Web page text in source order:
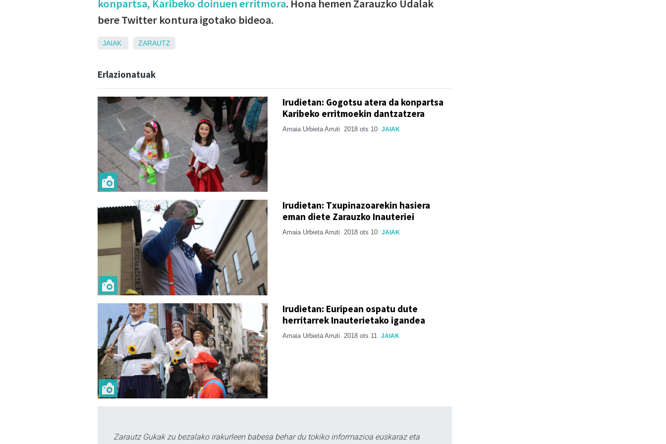
konpartsa, Karibeko doinuen erritmora. Hona hemen Zarauzko Udalak
bere Twitter kontura igotako bideoa.
JAIAK ZARAUTZ
Erlazionatuak
Irudietan: Gogotsu atera da konpartsa
Karibeko erritmoekin dantzatzera
Amaia Urbieta Arruti 2018 ots 10 JAIAK
Irudietan: Txupinazoarekin hasiera
eman diete Zarauzko Inauteriei
Amaia Urbieta Arruti 2018 ots 10 JAIAK
Irudietan: Euripean ospatu dute
herritarrek Inauterietako igandea
Amaia Urbieta Arruti 2018 ots 11 JAIAK
Zarautz Gukak zu bezalako irakurleen babesa behar du tokiko informazioa euskaraz eta